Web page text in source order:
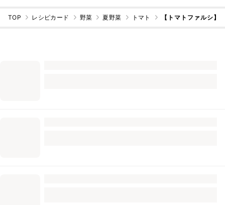
TOP レシピカード 野菜 夏野菜 トマト 【トマトファルシ】